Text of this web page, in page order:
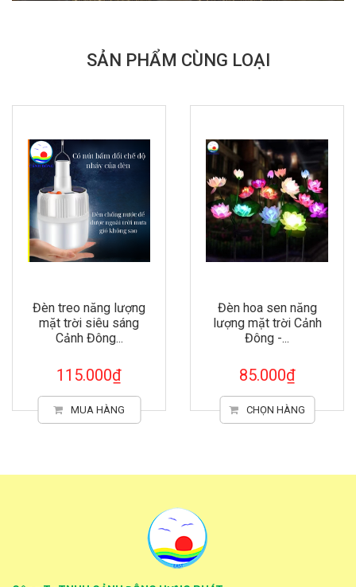
SẢN PHẨM CÙNG LOẠI
Đèn hoa sen năng
lượng mặt trời Cảnh
Đông -...
85.000₫
CHỌN HÀNG
Chuông gió đèn năng
lượng mặt trời Cảnh
Đông -...
145.000₫
MUA HÀNG